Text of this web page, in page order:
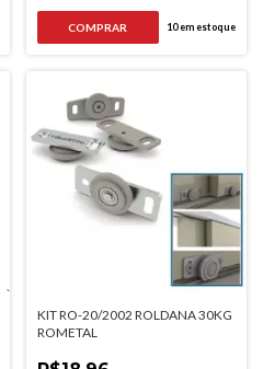
10em estoque
KIT RO-20/2002 ROLDANA 30KG
ROMETAL